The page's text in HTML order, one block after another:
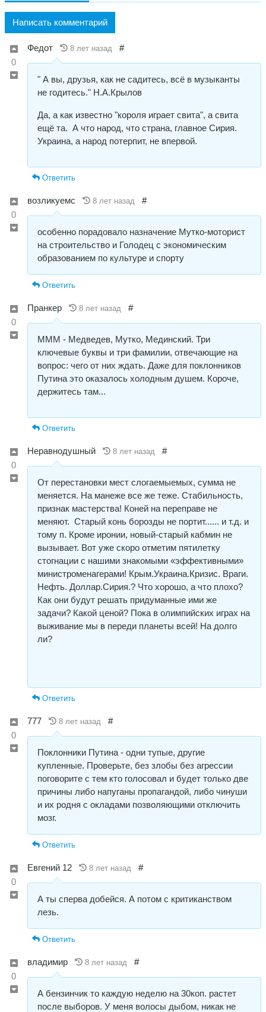
Написать комментарий
0
Федот 8 лет назад #
" А вы, друзья, как не садитесь, всё в музыканты
не годитесь." Н.А.Крылов
Да, а как известно "короля играет свита", а свита
ещё та. А что народ, что страна, главное Сирия.
Украина, а народ потерпит, не впервой.
Ответить
0
возликуемс 8 лет назад #
особенно порадовало назначение Мутко-моторист
на строительство и Голодец с экономическим
образованием по культуре и спорту
Ответить
0
Пранкер 8 лет назад #
МММ - Медведев, Мутко, Мединский. Три
ключевые буквы и три фамилии, отвечающие на
вопрос: чего от них ждать. Даже для поклонников
Путина это оказалось холодным душем. Короче,
держитесь там...
Ответить
0
Неравнодушный 8 лет назад #
От перестановки мест слогаемыемых, сумма не
меняется. На манеже все же теже. Стабильность,
признак мастерства! Коней на переправе не
меняют. Старый конь борозды не портит...... и т.д. и
тому п. Кроме иронии, новый-старый кабмин не
вызывает. Вот уже скоро отметим пятилетку
стогнации с нашими знакомыми «эффективными»
министроменагерами! Крым.Украина.Кризис. Враги.
Нефть. Доллар.Сирия.? Что хорошо, а что плохо?
Как они будут решать придуманные ими же
задачи? Какой ценой? Пока в олимпийских играх на
выживание мы в переди планеты всей! На долго
ли?
Ответить
0
777 8 лет назад #
Поклонники Путина - одни тупые, другие
купленные. Проверьте, без злобы без агрессии
поговорите с тем кто голосовал и будет только две
причины либо напуганы пропагандой, либо чинуши
и их родня с окладами позволяющими отключить
мозг.
Ответить
0
Евгений 12 8 лет назад #
А ты сперва добейся. А потом с критиканством
лезь.
Ответить
0
владимир 8 лет назад #
А бензинчик то каждую неделю на 30коп. растет
после выборов. У меня волосы дыбом, никак не